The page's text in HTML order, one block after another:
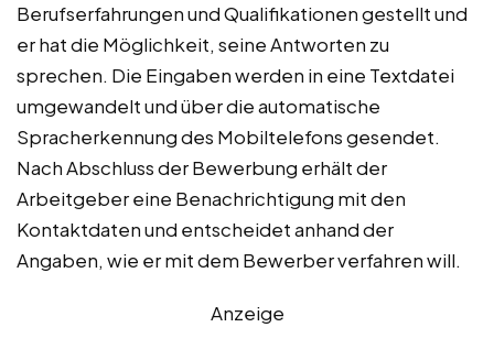
Berufserfahrungen und Qualifikationen gestellt und
er hat die Möglichkeit, seine Antworten zu
sprechen. Die Eingaben werden in eine Textdatei
umgewandelt und über die automatische
Spracherkennung des Mobiltelefons gesendet.
Nach Abschluss der Bewerbung erhält der
Arbeitgeber eine Benachrichtigung mit den
Kontaktdaten und entscheidet anhand der
Angaben, wie er mit dem Bewerber verfahren will.
Anzeige